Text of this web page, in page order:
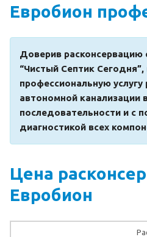
Евробион
Доверив расконсервацию
“Чистый Септик
профессиональную услугу
автономной канализации
последовательности и с
диагностикой всех
Цена
Евробион